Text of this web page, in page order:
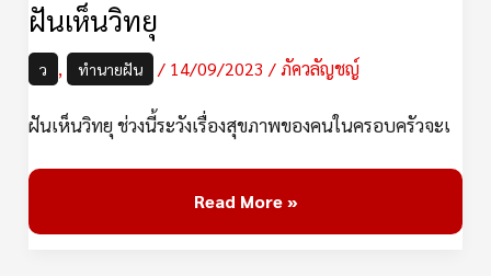
ฝันเห็นวิทยุ
ว , ทำนายฝัน / 14/09/2023/ภัควลัญชญ์
ฝันเห็นวิทยุ ช่วงนี้ระวังเรื่องสุขภาพของคนในครอบครัวจะเ
Read More »